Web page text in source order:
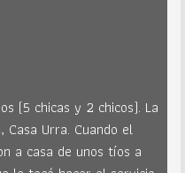
(5 chicas y 2 chicos). La
Urra. Cuando el
a casa de unos tíos a